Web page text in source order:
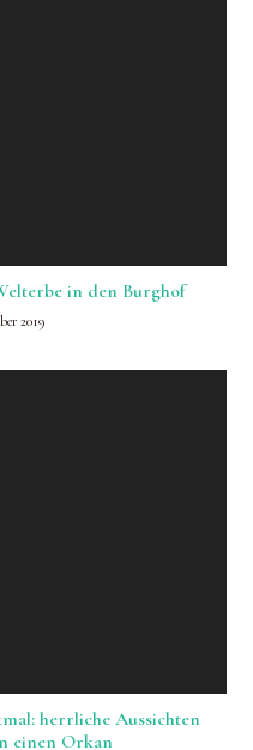
in den Burghof
2019
herrliche Aussichten
einen Orkan